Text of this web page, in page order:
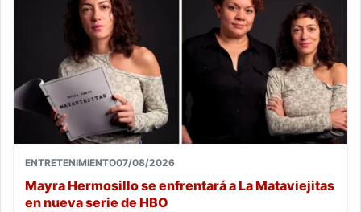
ENTRETENIMIENTO07/08/2026
Mayra Hermosillo se enfrentará a La Mataviejitas
en nueva serie de HBO